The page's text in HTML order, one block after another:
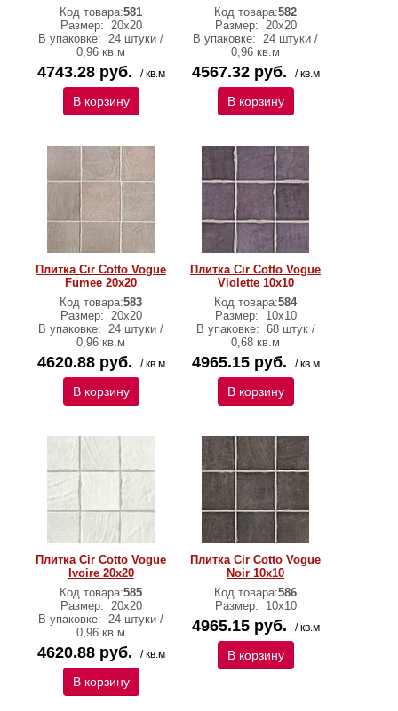
Код товара:581
Размер: 20х20
В упаковке: 24 штуки /
0,96 кв.м
4743.28 руб. / кв.м
В корзину
Код товара:582
Размер: 20х20
В упаковке: 24 штуки /
0,96 кв.м
4567.32 руб. / кв.м
В корзину
Плитка Cir Cotto Vogue
Fumee 20х20
Код товара:583
Размер: 20х20
В упаковке: 24 штуки /
0,96 кв.м
4620.88 руб. / кв.м
В корзину
Плитка Cir Cotto Vogue
Violette 10х10
Код товара:584
Размер:
10х10
В упаковке: 68 штук /
0,68 кв.м
4965.15 руб. / кв.м
В корзину
Плитка Cir Cotto Vogue
Ivoire 20х20
Код товара:585
Размер: 20х20
В упаковке: 24 штуки /
0,96 кв.м
4620.88 руб. / кв.м
В корзину
Плитка Cir Cotto Vogue
Noir 10х10
Код товара:586
Размер:
10х10
4965.15 руб. / кв.м
В корзину